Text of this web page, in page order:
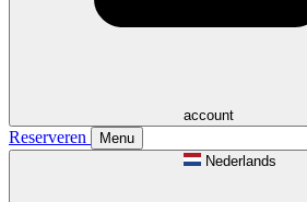
account
Reserveren
Menu
Nederlands